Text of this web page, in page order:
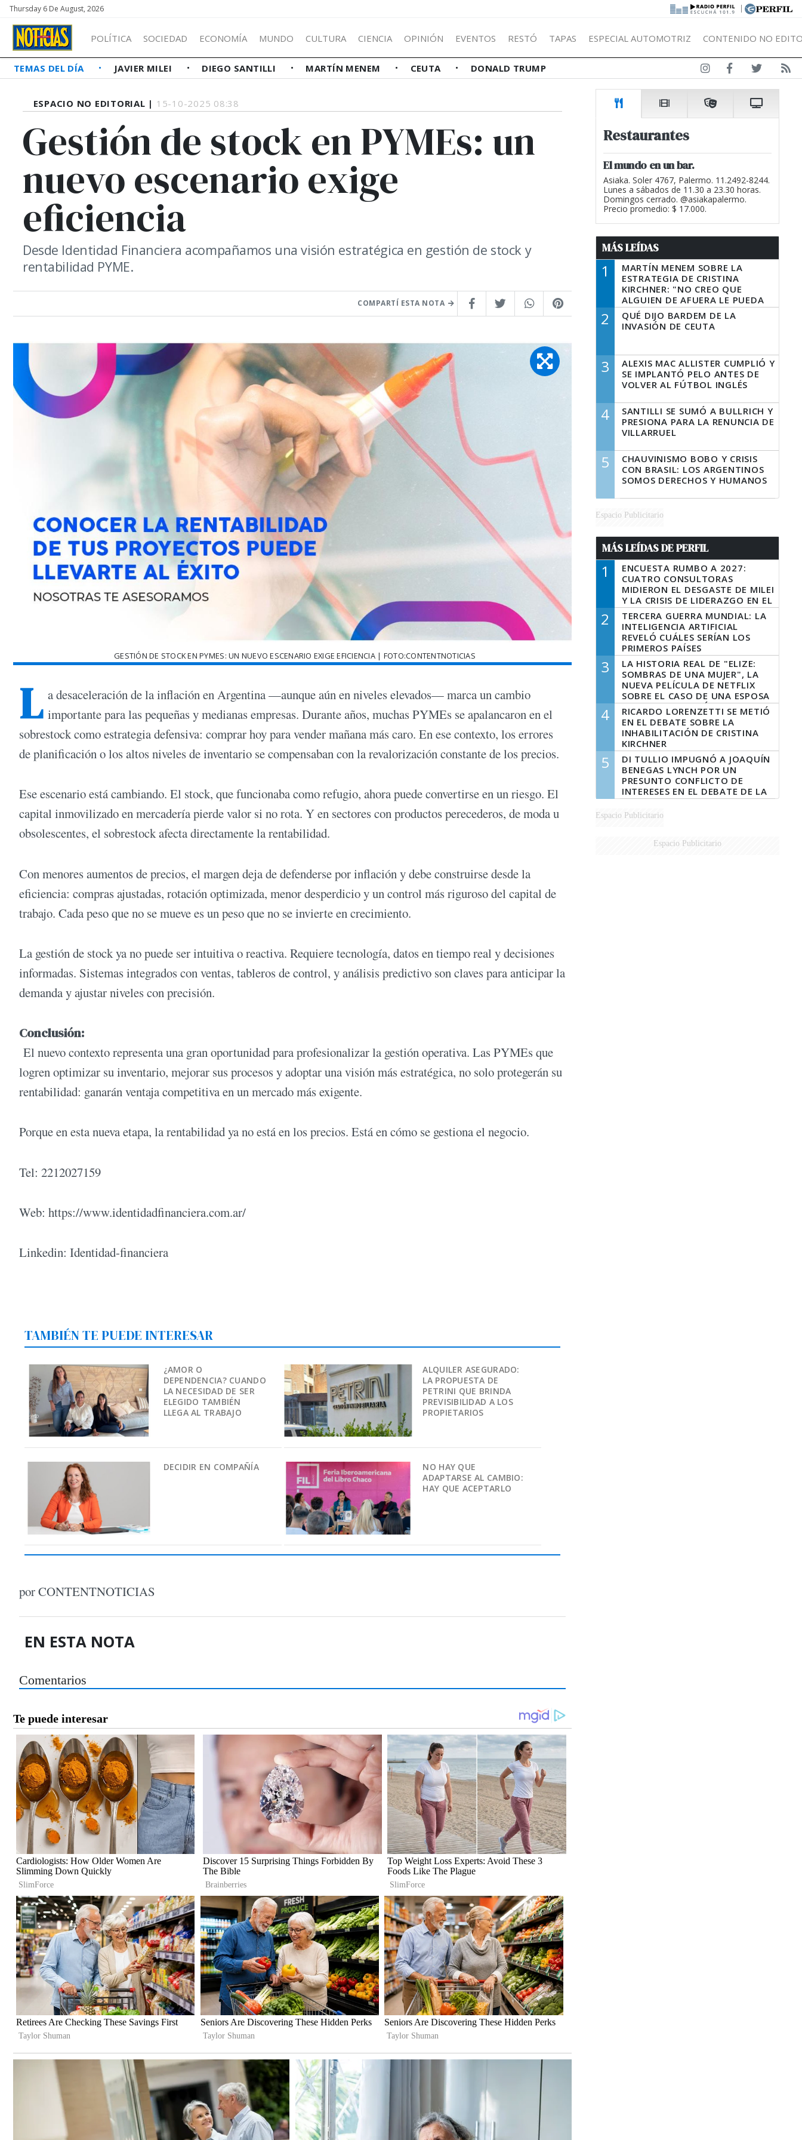
Thursday 6 De August, 2026 |
POLÍTICA SOCIEDAD ECONOMÍA MUNDO CULTURA CIENCIA OPINIÓN EVENTOS RESTÓ TAPAS ESPECIAL AUTOMOTRIZ CONTENIDO NO
TEMAS DEL DÍA JAVIER MILEI DIEGO SANTILLI MARTÍN MENEM CEUTA DONALD TRUMP
ESPACIO NO EDITORIAL | 15-10-2025 08:38
Gestión de stock en PYMEs: un
nuevo escenario exige
eficiencia
Desde Identidad Financiera acompañamos una visión estratégica en gestión de stock y
rentabilidad PYME.
COMPARTÍ ESTA NOTA
GESTIÓN DE STOCK EN PYMES: UN NUEVO ESCENARIO EXIGE EFICIENCIA | FOTO:CONTENTNOTICIAS
L a desaceleración de la inflación en Argentina —aunque aún en niveles elevados— marca un cambio
importante para las pequeñas y medianas empresas. Durante años, muchas PYMEs se apalancaron en el
sobrestock como estrategia defensiva: comprar hoy para vender mañana más caro. En ese contexto, los errores
de planificación o los altos niveles de inventario se compensaban con la revalorización constante de los precios.
Ese escenario está cambiando. El stock, que funcionaba como refugio, ahora puede convertirse en un riesgo. El
capital inmovilizado en mercadería pierde valor si no rota. Y en sectores con productos perecederos, de moda u
obsolescentes, el sobrestock afecta directamente la rentabilidad.
Con menores aumentos de precios, el margen deja de defenderse por inflación y debe construirse desde la
eficiencia: compras ajustadas, rotación optimizada, menor desperdicio y un control más riguroso del capital de
trabajo. Cada peso que no se mueve es un peso que no se invierte en crecimiento.
La gestión de stock ya no puede ser intuitiva o reactiva. Requiere tecnología, datos en tiempo real y decisiones
informadas. Sistemas integrados con ventas, tableros de control, y análisis predictivo son claves para anticipar la
demanda y ajustar niveles con precisión.
Conclusión:
El nuevo contexto representa una gran oportunidad para profesionalizar la gestión operativa. Las PYMEs que
logren optimizar su inventario, mejorar sus procesos y adoptar una visión más estratégica, no solo protegerán su
rentabilidad: ganarán ventaja competitiva en un mercado más exigente.
Porque en esta nueva etapa, la rentabilidad ya no está en los precios. Está en cómo se gestiona el negocio.
Tel: 2212027159
Web: https://www.identidadfinanciera.com.ar/
Linkedin: Identidad-financiera
TAMBIÉN TE PUEDE INTERESAR
¿AMOR O
DEPENDENCIA? CUANDO
LA NECESIDAD DE SER
ELEGIDO TAMBIÉN
LLEGA AL TRABAJO
ALQUILER ASEGURADO:
LA PROPUESTA DE
PETRINI QUE BRINDA
PREVISIBILIDAD A LOS
PROPIETARIOS
DECIDIR EN COMPAÑÍA
NO HAY QUE
ADAPTARSE AL CAMBIO:
HAY QUE ACEPTARLO
por CONTENTNOTICIAS
EN ESTA NOTA
Comentarios
Restaurantes
El mundo en un bar.
Asiaka. Soler 4767, Palermo. 11.2492-8244.
Lunes a sábados de 11.30 a 23.30 horas.
Domingos cerrado. @asiakapalermo.
Precio promedio: $ 17.000.
MÁS LEÍDAS
1
MARTÍN MENEM SOBRE LA
ESTRATEGIA DE CRISTINA
KIRCHNER: "NO CREO QUE
ALGUIEN DE AFUERA LE PUEDA
DECIR A LA JUSTICIA LO QUE
TIENE QUE HACER"
2
QUÉ DIJO BARDEM DE LA
INVASIÓN DE CEUTA
3
ALEXIS MAC ALLISTER CUMPLIÓ Y
SE IMPLANTÓ PELO ANTES DE
VOLVER AL FÚTBOL INGLÉS
4
SANTILLI SE SUMÓ A BULLRICH Y
PRESIONA PARA LA RENUNCIA DE
VILLARRUEL
5
CHAUVINISMO BOBO Y CRISIS
CON BRASIL: LOS ARGENTINOS
SOMOS DERECHOS Y HUMANOS
Espacio Publicitario
MÁS LEÍDAS DE PERFIL
1
ENCUESTA RUMBO A 2027:
CUATRO CONSULTORAS
MIDIERON EL DESGASTE DE MILEI
Y LA CRISIS DE LIDERAZGO EN EL
PERONISMO
2
TERCERA GUERRA MUNDIAL: LA
INTELIGENCIA ARTIFICIAL
REVELÓ CUÁLES SERÍAN LOS
PRIMEROS PAÍSES
LATINOAMERICANOS EN SER
DERROTADOS
3
LA HISTORIA REAL DE "ELIZE:
SOMBRAS DE UNA MUJER", LA
NUEVA PELÍCULA DE NETFLIX
SOBRE EL CASO DE UNA ESPOSA
QUE DESCUARTIZÓ A SU
MARIDO
4
RICARDO LORENZETTI SE METIÓ
EN EL DEBATE SOBRE LA
INHABILITACIÓN DE CRISTINA
KIRCHNER
5
DI TULLIO IMPUGNÓ A JOAQUÍN
BENEGAS LYNCH POR UN
PRESUNTO CONFLICTO DE
INTERESES EN EL DEBATE DE LA
LEY DE TIERRAS
Espacio Publicitario
Espacio Publicitario